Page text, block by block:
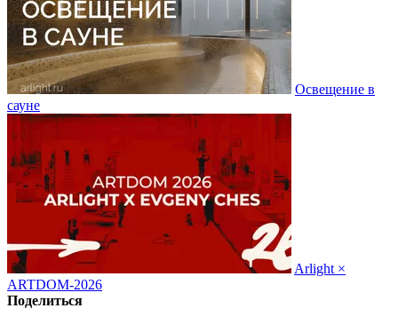
Освещение в
сауне
Arlight ×
ARTDOM-2026
Поделиться